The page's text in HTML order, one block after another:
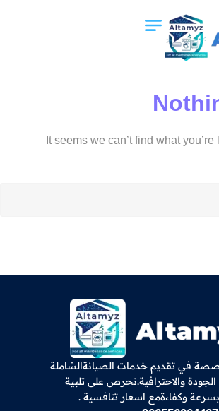
It seems we can’t find what
في تقديم خدمات الصيانةالشاملة
والاحترافية.نحرص على تلبية
بسرعة وكفاءةمع اسعار تنافسية .